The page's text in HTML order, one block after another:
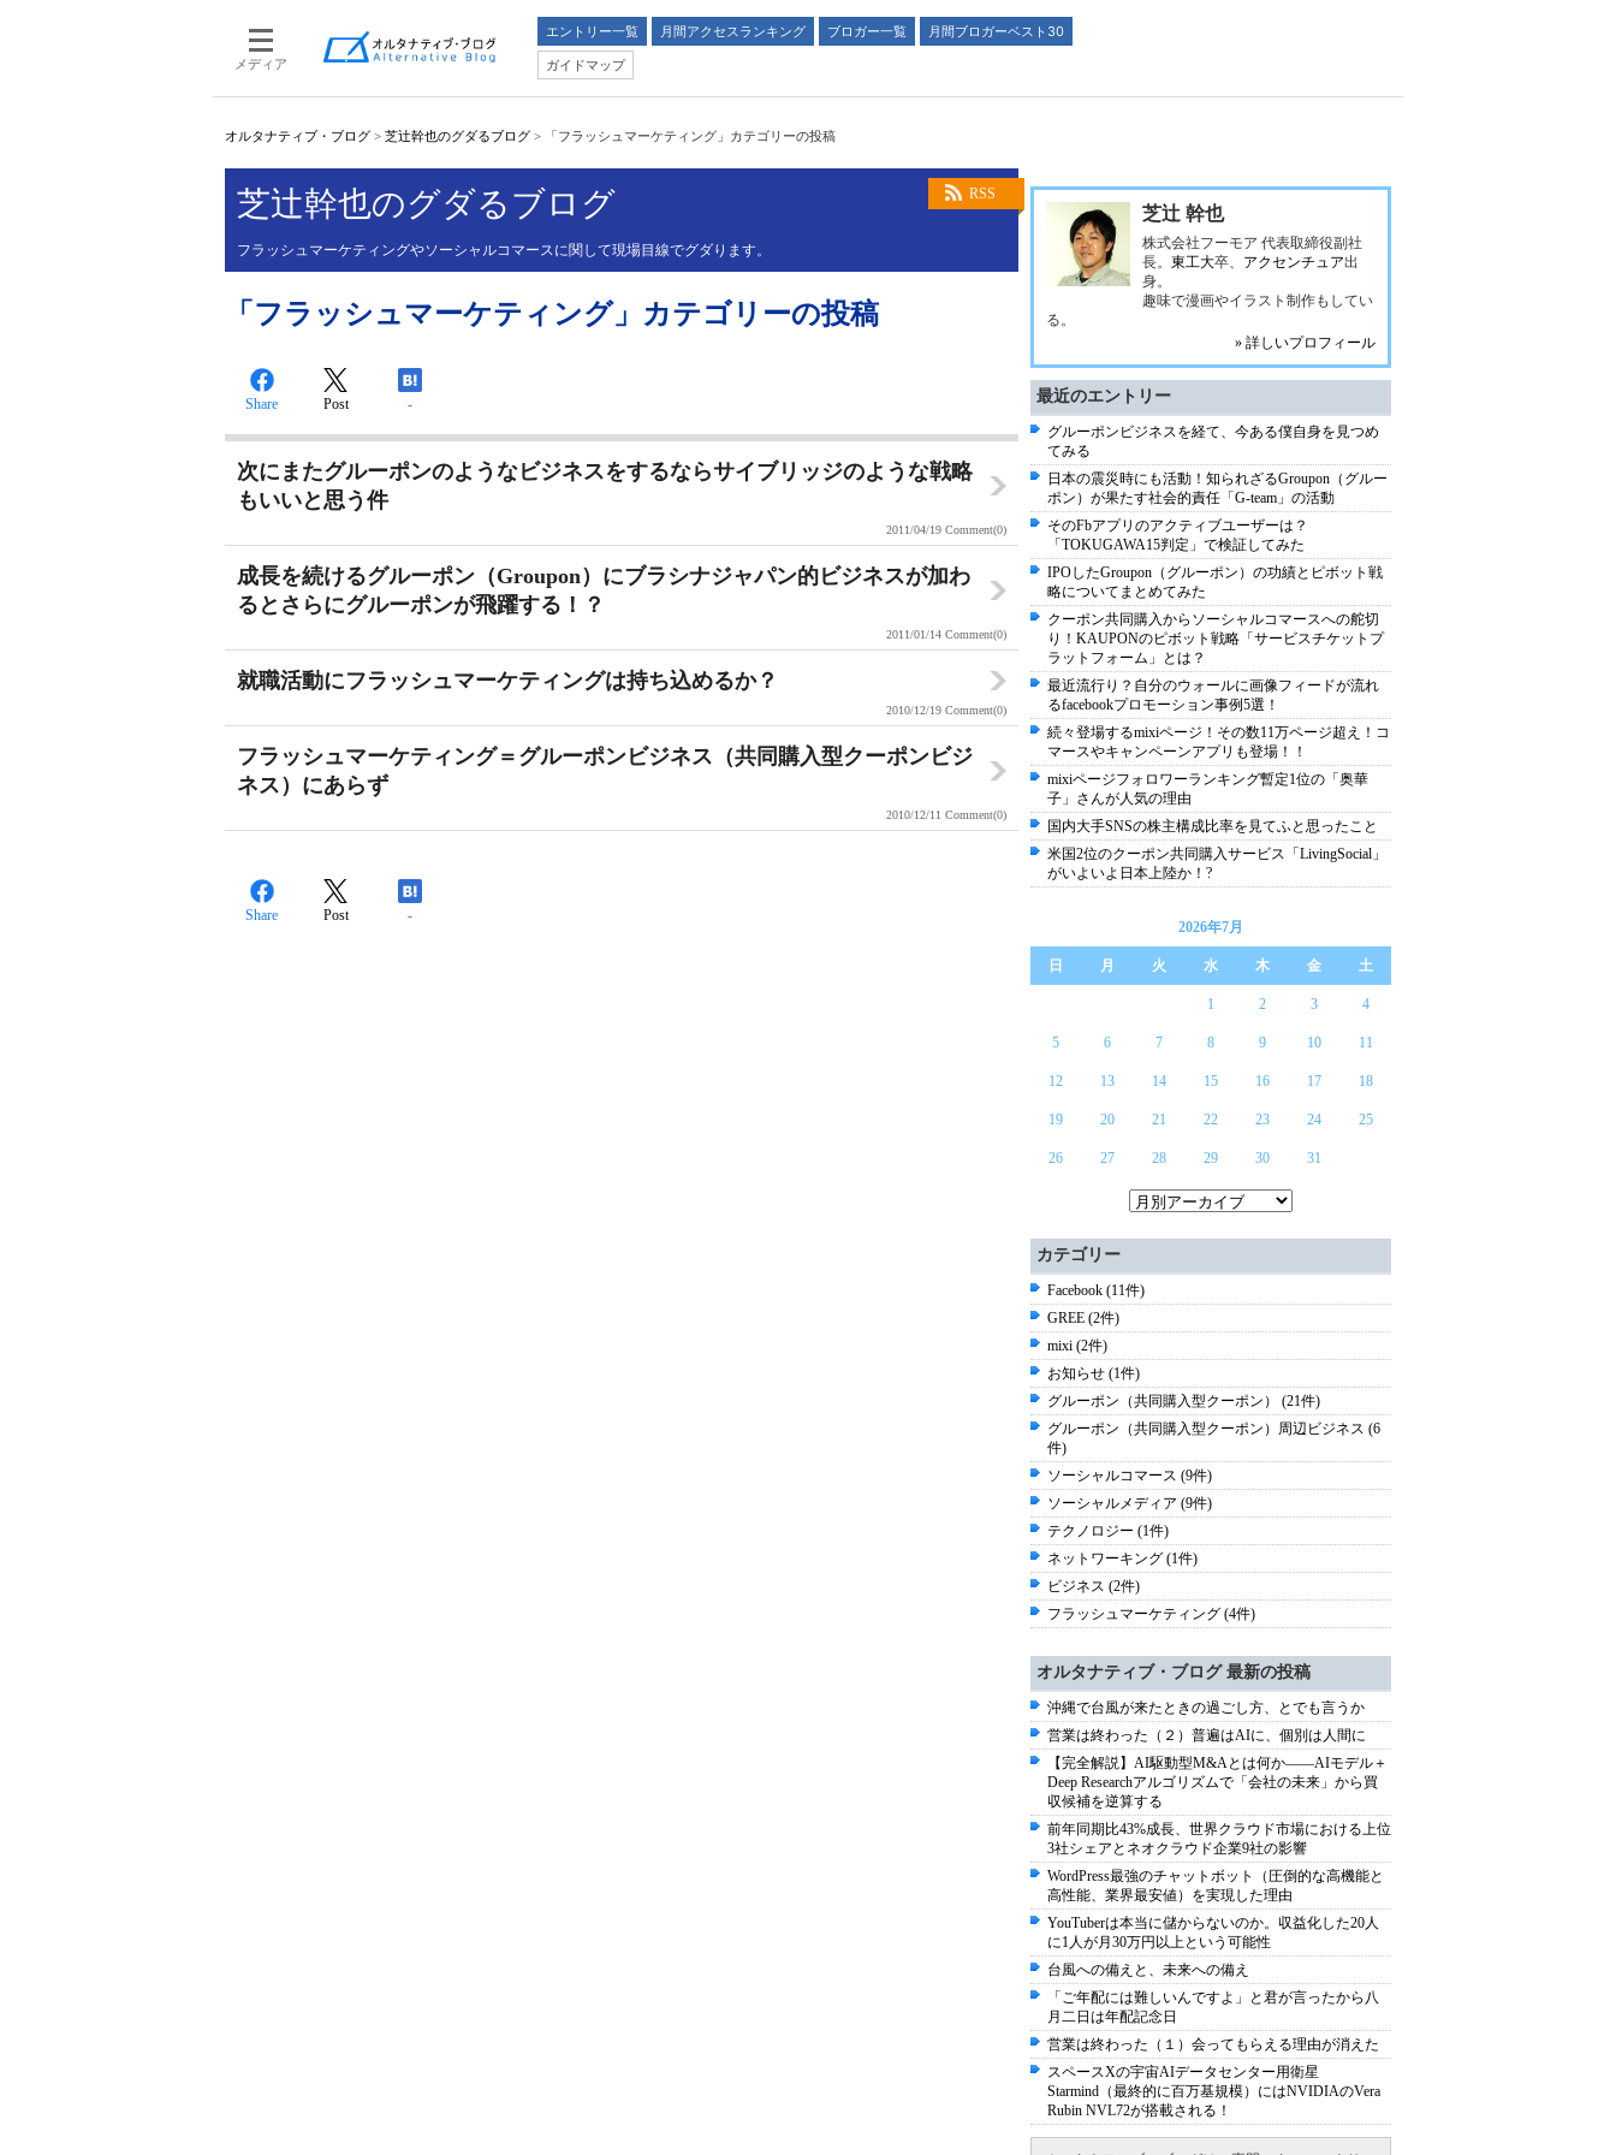
メディア
エントリー一覧 月間アクセスランキング ブロガー一覧
月間ブロガーベスト30
ガイドマップ
オルタナティブ・ブログ > 芝辻幹也のグダるブログ > 「フラッシュマーケティング」カテゴリーの投稿
RSS
芝辻幹也のグダるブログ
フラッシュマーケティングやソーシャルコマースに関して現場目線でグダります。
「フラッシュマーケティング」カテゴリーの投稿
Share Post -
次にまたグルーポンのようなビジネスをするならサイブリッジのような戦略
もいいと思う件
2011/04/19 Comment(0)
成長を続けるグルーポン（Groupon）にブラシナジャパン的ビジネスが加わ
るとさらにグルーポンが飛躍する！？
2011/01/14 Comment(0)
就職活動にフラッシュマーケティングは持ち込めるか？
2010/12/19 Comment(0)
フラッシュマーケティング＝グルーポンビジネス（共同購入型クーポンビジ
ネス）にあらず
2010/12/11 Comment(0)
Share Post -
芝辻 幹也
株式会社フーモア 代表取締役副社
長。 東工大卒、 アクセンチュア出
身。
趣味で漫画やイラスト制作もしてい
る。
» 詳しいプロフィール
最近のエントリー
グルーポンビジネスを経て、今ある僕自身を見つめ
てみる
日本の震災時にも活動！知られざるGroupon（グルー
ポン）が果たす社会的責任「G-team」の活動
そのFbアプリのアクティブユーザーは？
「TOKUGAWA15判定」で検証してみた
IPOしたGroupon（グルーポン）の功績とピボット戦
略についてまとめてみた
クーポン共同購入からソーシャルコマースへの舵切
り！KAUPONのピボット戦略「サービスチケットプ
ラットフォーム」とは？
最近流行り？自分のウォールに画像フィードが流れ
るfacebookプロモーション事例5選！
続々登場するmixiページ！その数11万ページ超え！コ
マースやキャンペーンアプリも登場！！
mixiページフォロワーランキング暫定1位の「奥華
子」さんが人気の理由
国内大手SNSの株主構成比率を見てふと思ったこと
米国2位のクーポン共同購入サービス「LivingSocial」
がいよいよ日本上陸か！?
2026年7月
日 月 火 水 木 金 土
1 2 3 4
5 6 7 8 9 10 11
12 13 14 15 16 17 18
19 20 21 22 23 24 25
26 27 28 29 30 31
カテゴリー
Facebook (11件)
GREE (2件)
mixi (2件)
お知らせ (1件)
グルーポン（共同購入型クーポン） (21件)
グルーポン（共同購入型クーポン）周辺ビジネス (6
件)
ソーシャルコマース (9件)
ソーシャルメディア (9件)
テクノロジー (1件)
ネットワーキング (1件)
ビジネス (2件)
フラッシュマーケティング (4件)
オルタナティブ・ブログ 最新の投稿
沖縄で台風が来たときの過ごし方、とでも言うか
営業は終わった（２）普遍はAIに、個別は人間に
【完全解説】AI駆動型M&Aとは何か――AIモデル＋
Deep Researchアルゴリズムで「会社の未来」から買
収候補を逆算する
前年同期比43%成長、世界クラウド市場における上位
3社シェアとネオクラウド企業9社の影響
WordPress最強のチャットボット（圧倒的な高機能と
高性能、業界最安値）を実現した理由
YouTuberは本当に儲からないのか。収益化した20人
に1人が月30万円以上という可能性
台風への備えと、未来への備え
「ご年配には難しいんですよ」と君が言ったから八
月二日は年配記念日
営業は終わった（１）会ってもらえる理由が消えた
スペースXの宇宙AIデータセンター用衛星
Starmind（最終的に百万基規模）にはNVIDIAのVera
Rubin NVL72が搭載される！